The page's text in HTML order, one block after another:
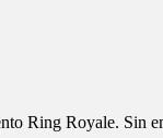
Ring Royale. Sin